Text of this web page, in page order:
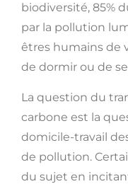
biodiversité, 85%
par la pollution
êtres humains de
de dormir ou de
La question du
carbone est la
domicile-travail
de pollution.
du sujet en